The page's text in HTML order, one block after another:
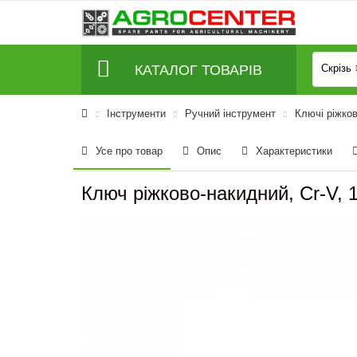
КАТАЛОГ ТОВАРІВ Скрізь
Інструменти Ручний інструмент Ключі
Усе про товар Опис Характеристики
Ключ ріжково-накидний, Cr-